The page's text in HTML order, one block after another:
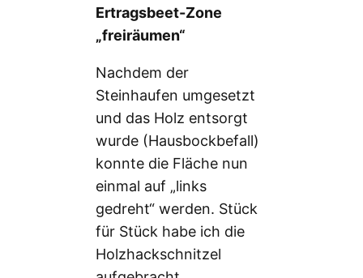
Ertragsbeet-Zone
„freiräumen“
Nachdem der
Steinhaufen umgesetzt
und das Holz entsorgt
wurde (Hausbockbefall)
konnte die Fläche nun
einmal auf „links
gedreht“ werden. Stück
für Stück habe ich die
Holzhackschnitzel